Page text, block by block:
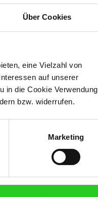
Über Cookies
eine Vielzahl von
auf unserer
in die Cookie Verwendung
bzw. widerrufen.
Marketing